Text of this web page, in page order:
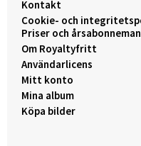
Kontakt
Cookie- och
Priser och
Om Royaltyfritt
Användarlicens
Mitt konto
Mina album
Köpa bilder